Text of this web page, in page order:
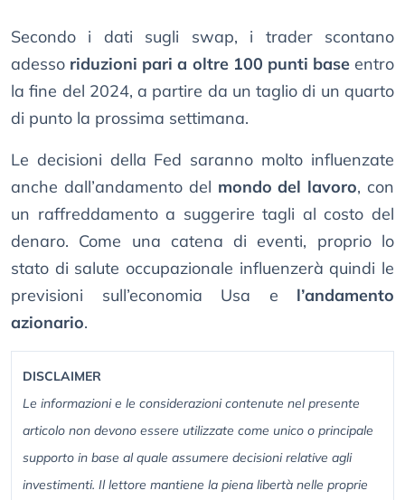
Secondo i dati sugli swap, i trader scontano
adesso riduzioni pari a oltre 100 punti baseentro
la fine del 2024, a partire da un taglio di un quarto
di punto la prossima settimana.
Le decisioni della Fed saranno molto influenzate
anche dall’andamento del mondo del lavoro, con
un raffreddamento a suggerire tagli al costo del
denaro. Come una catena di eventi, proprio lo
stato di salute occupazionale influenzerà quindi le
previsioni sull’economia Usa e l’andamento
azionario.
DISCLAIMER
Le informazioni e le considerazioni contenute nel presente
articolo non devono essere utilizzate come unico o principale
supporto in base al quale assumere decisioni relative agli
investimenti. Il lettore mantiene la piena libertà nelle proprie